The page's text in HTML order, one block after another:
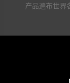
产品遍布世界